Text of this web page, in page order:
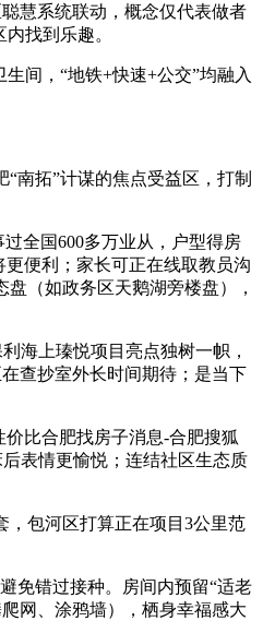
慧系统联动，概念仅代表做者
找到乐趣。
间，“地铁+快速+公交”均融入
南拓”计谋的焦点受益区，打制
全国600多万业从，户型得房
便利；家长可正在线取教员沟
（如政务区天鹅湖旁楼盘），
海上瑧悦项目亮点独树一帜，
查抄室外长时间期待；是当下
比合肥找房子消息-合肥搜狐
表情更愉悦；连结社区生态质
包河区打算正在项目3公里范
免错过接种。房间内预留“适老
网、涂鸦墙），栖身幸福感大